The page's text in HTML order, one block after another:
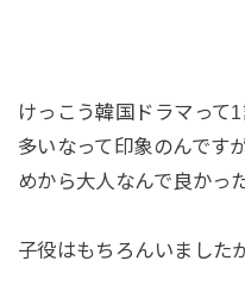
けっこう韓国ドラマって
多いなって印象のんです
めから大人なんで良かっ
子役はもちろんいました